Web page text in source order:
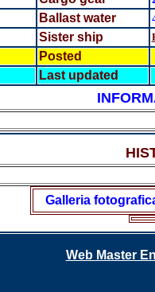
Ballast water
Sister ship
Posted
Last updated
Galleria
Web Master